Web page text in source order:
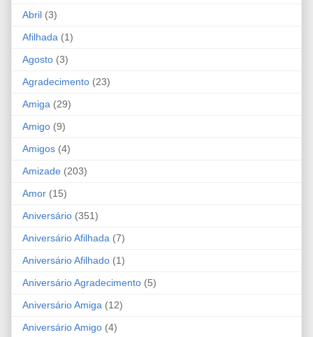
Abril (3)
Afilhada (1)
Agosto (3)
Agradecimento (23)
Amiga (29)
Amigo (9)
Amigos (4)
Amizade (203)
Amor (15)
Aniversário (351)
Aniversário Afilhada (7)
Aniversário Afilhado (1)
Aniversário Agradecimento (5)
Aniversário Amiga (12)
Aniversário Amigo (4)